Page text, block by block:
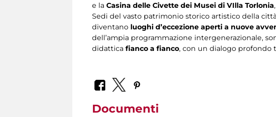
e la Casina delle Civette dei Musei di VIlla Torlonia
Sedi del vasto patrimonio storico artistico della
diventano luoghi d’eccezione aperti a nuove
dell’ampia programmazione intergenerazionale,
didattica fianco a fianco, con un dialogo profondo
Documenti